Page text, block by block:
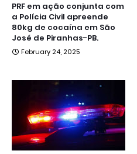
PRF em ação conjunta com
a Polícia Civil apreende
80kg de cocaína em São
José de Piranhas-PB.
February 24, 2025